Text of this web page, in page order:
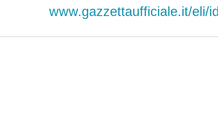
www.gazzettaufficiale.it/eli/